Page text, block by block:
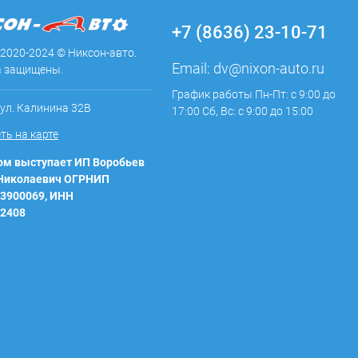
2024 © Никсон-авто.
защищены.
Калинина 32В
на карте
выступает ИП Воробьев
ОГРНИП
ИНН
+7 (8636) 23-10-71
Email: dv@nixon-auto.ru
График работы Пн-Пт: с 9:00 до
17:00 Сб, Вс: с 9:00 до 15:00